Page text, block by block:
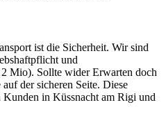
ist die Sicherheit. Wir sind
und
Mio). Sollte wider Erwarten doch
der sicheren Seite. Diese
Kunden in Küssnacht am Rigi und